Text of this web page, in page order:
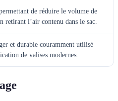
de réduire le volume de
retirant l’air contenu dans le sac.
et durable couramment utilisé
de valises modernes.